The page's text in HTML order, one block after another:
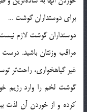
برای دوستداران گوشت …
دوستداران گوشت لازم نیست
مراقب وزنتان باشید.
غیر گیاهخواری، راحت‌تر
گوشت لخم را وارد رژیم
کرده و از خوردن آن لذت